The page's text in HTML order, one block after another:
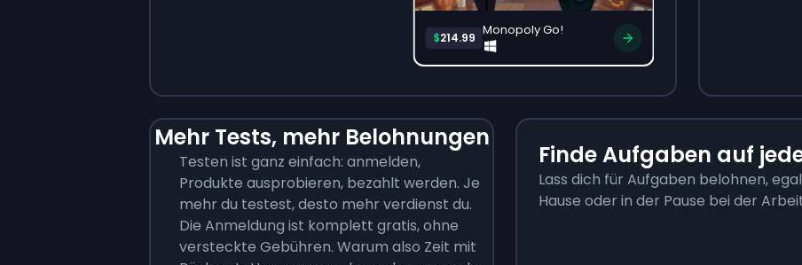
$214.99 Monopoly Go!
Mehr Tests, mehr Belohnungen
Testen ist ganz einfach: anmelden,
Produkte ausprobieren, bezahlt werden. Je
mehr du testest, desto mehr verdienst du.
Die Anmeldung ist komplett gratis, ohne
versteckte Gebühren. Warum also Zeit mit
Finde Aufgaben auf
Lass dich für Aufgaben belohnen,
Hause oder in der Pause bei der